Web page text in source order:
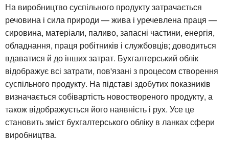
На виробництво суспільного продукту затрачається
речовина і сила природи — жива і уречевлена праця —
сировина, матеріали, паливо, запасні частини, енергія,
обладнання, праця робітників і службовців; доводиться
вдаватися й до інших затрат. Бухгалтерський облік
відображує всі затрати, пов'язані з процесом створення
суспільного продукту. На підставі здобутих показників
визначається собівартість новоствореного продукту, а
також відображується його наявність і рух. Усе це
становить зміст бухгалтерського обліку в ланках сфери
виробництва.